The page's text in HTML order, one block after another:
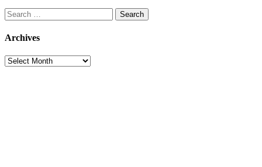
Search
for:
Archives
Archives